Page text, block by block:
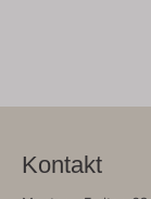
Kontakt